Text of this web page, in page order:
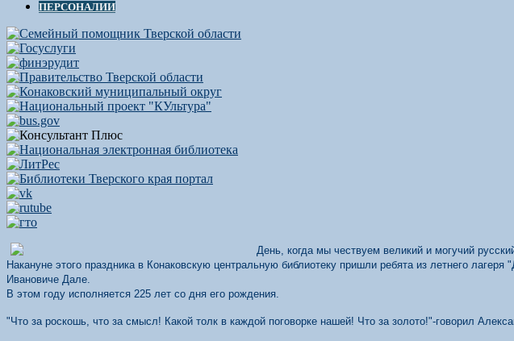
ПЕРСОНАЛИИ
День, когда мы чествуем великий и могучий
Накануне этого праздника в Конаковскую центральную библиотеку пришли ребята из летнего лагеря "
Ивановиче Дале.
В этом году исполняется 225 лет со дня его рождения.
"Что за роскошь, что за смысл! Какой толк в каждой поговорке нашей! Что за золото!"-говорил